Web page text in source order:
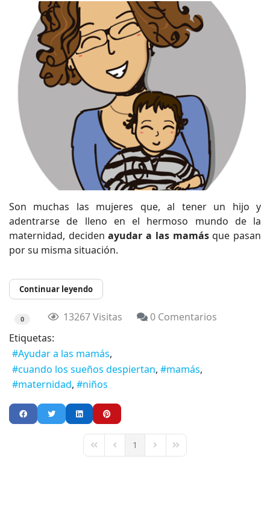
Son muchas las mujeres que, al tener un hijo y
adentrarse de lleno en el hermoso mundo de la
maternidad, decidenayudar a las mamásque pasan
por su misma situación.
Continuar leyendo
0 13267 Visitas
0 Comentarios
Etiquetas:
Ayudar a las mamás
cuando los sueños despiertan
mamás
maternidad
niños
First PagePrevious Page
1 Next PageLast Page